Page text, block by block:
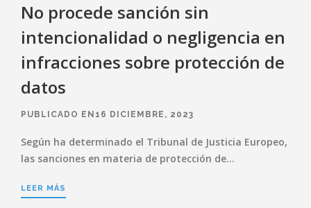
No procede sanción sin
intencionalidad o negligencia en
infracciones sobre protección de
datos
PUBLICADO EN16 DICIEMBRE, 2023
Según ha determinado el Tribunal de Justicia Europeo,
las sanciones en materia de protección de…
LEER MÁS